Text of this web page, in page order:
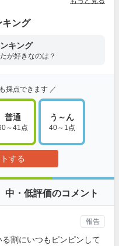
キング
キング
が好きなのは？
採点できます ／
普通
～41点
う～ん
40～1点
する
中・低評価のコメント
割にいつもピンピンして
報告